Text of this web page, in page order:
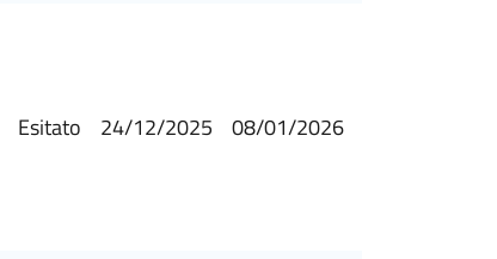
Esitato 24/12/2025 08/01/2026